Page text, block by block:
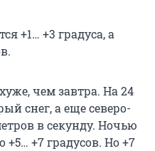
+1… +3 градуса, а
чем завтра. На 24
снег, а еще северо-
в секунду. Ночью
+5… +7 градусов. Но +7